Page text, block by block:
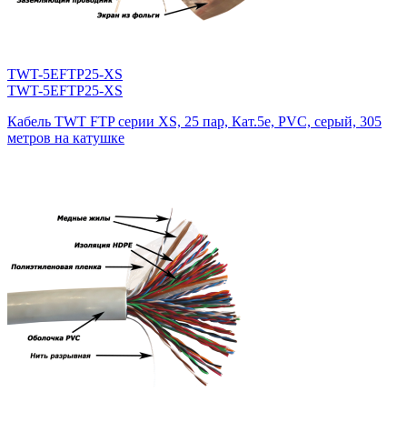
TWT-5EFTP25-XS
TWT-5EFTP25-XS
Кабель TWT FTP серии XS, 25 пар, Кат.5e, PVC, серый, 305
метров на катушке